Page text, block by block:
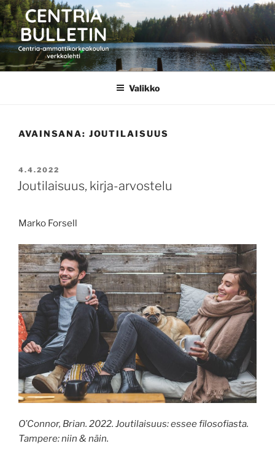
Siirry
sisältöön
CENTRIA BULLETIN
Valikko
AVAINSANA: JOUTILAISUUS
JULKAISTU
4.4.2022
Joutilaisuus, kirja-arvostelu
Marko Forsell
O’Connor, Brian. 2022. Joutilaisuus: essee filosofiasta.
Tampere: niin & näin.